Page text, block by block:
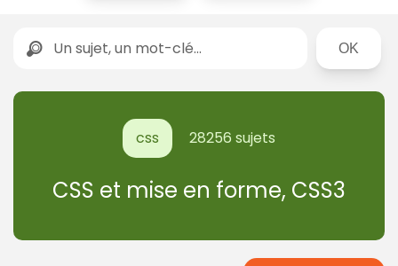
Rechercher
css 28256 sujets
CSS et mise en forme, CSS3